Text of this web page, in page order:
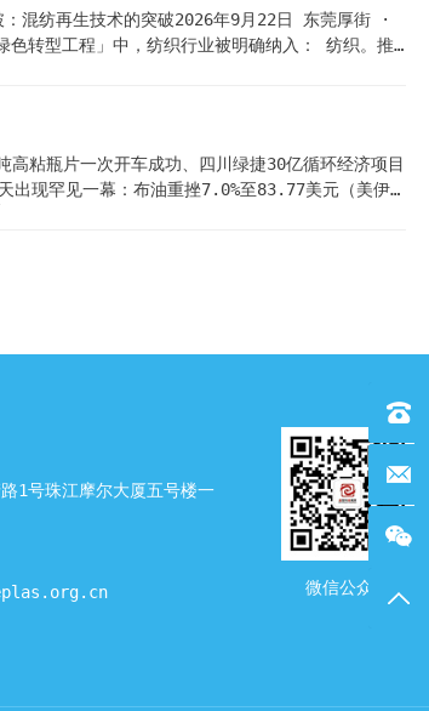
混纺再生技术的突破2026年9月22日 东莞厚街 ·
转型工程」中，纺织行业被明确纳入： 纺织。推
约1.2亿吨纺织废弃物，回收率仅15%，纤维到纤
粘瓶片一次开车成功、四川绿捷30亿循环经济项目
出现罕见一幕：布油重挫7.0%至83.77美元（美伊
再生颗粒→纺丝加弹→织造印染"的完整再生聚酯产业
1号珠江摩尔大厦五号楼一
微信公众号
联系
联系
返回